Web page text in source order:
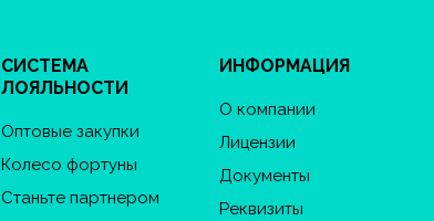
СИСТЕМА
ЛОЯЛЬНОСТИ
Оптовые закупки
Колесо фортуны
Станьте партнером
ИНФОРМАЦИЯ
О компании
Лицензии
Документы
Реквизиты